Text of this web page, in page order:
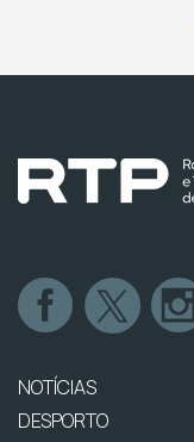
NOTÍCIAS
DESPORTO